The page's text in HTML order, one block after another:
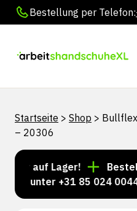
Bestellung per Telefon:
Startseite > Shop >
– 20306
auf Lager!
unter +31 85 024 0044